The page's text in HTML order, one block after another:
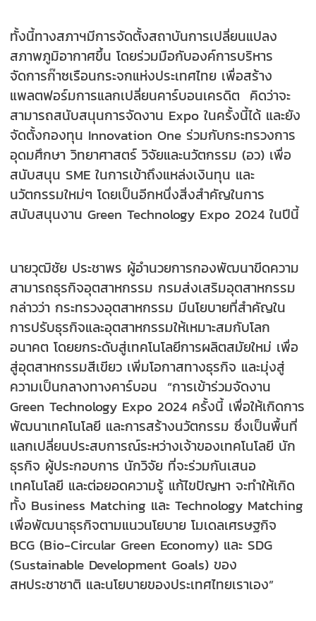
ทั้งนี้ทางสภาฯมีการจัดตั้งสถาบันการเปลี่ยนแปลง
สภาพภูมิอากาศขึ้น โดยร่วมมือกับองค์การบริหาร
จัดการก๊าซเรือนกระจกแห่งประเทศไทย เพื่อสร้าง
แพลตฟอร์มการแลกเปลี่ยนคาร์บอนเครดิต คิดว่าจะ
สามารถสนับสนุนการจัดงาน Expo ในครั้งนี้ได้ และยัง
จัดตั้งกองทุน Innovation One ร่วมกับกระทรวงการ
อุดมศึกษา วิทยาศาสตร์ วิจัยและนวัตกรรม (อว) เพื่อ
สนับสนุน SME ในการเข้าถึงแหล่งเงินทุน และ
นวัตกรรมใหม่ๆ โดยเป็นอีกหนึ่งสิ่งสำคัญในการ
สนับสนุนงาน Green Technology Expo 2024 ในปีนี้
นายวุฒิชัย ประชาพร ผู้อำนวยการกองพัฒนาขีดความ
สามารถธุรกิจอุตสาหกรรม กรมส่งเสริมอุตสาหกรรม
กล่าวว่า กระทรวงอุตสาหกรรม มีนโยบายที่สำคัญใน
การปรับธุรกิจและอุตสาหกรรมให้เหมาะสมกับโลก
อนาคต โดยยกระดับสู่เทคโนโลยีการผลิตสมัยใหม่ เพื่อ
สู่อุตสาหกรรมสีเขียว เพิ่มโอกาสทางธุรกิจ และมุ่งสู่
ความเป็นกลางทางคาร์บอน “การเข้าร่วมจัดงาน
Green Technology Expo 2024 ครั้งนี้ เพื่อให้เกิดการ
พัฒนาเทคโนโลยี และการสร้างนวัตกรรม ซึ่งเป็นพื้นที่
แลกเปลี่ยนประสบการณ์ระหว่างเจ้าของเทคโนโลยี นัก
ธุรกิจ ผู้ประกอบการ นักวิจัย ที่จะร่วมกันเสนอ
เทคโนโลยี และต่อยอดความรู้ แก้ไขปัญหา จะทำให้เกิด
ทั้ง Business Matching และ Technology Matching
เพื่อพัฒนาธุรกิจตามแนวนโยบาย โมเดลเศรษฐกิจ
BCG (Bio-Circular Green Economy) และ SDG
(Sustainable Development Goals) ของ
สหประชาชาติ และนโยบายของประเทศไทยเราเอง”